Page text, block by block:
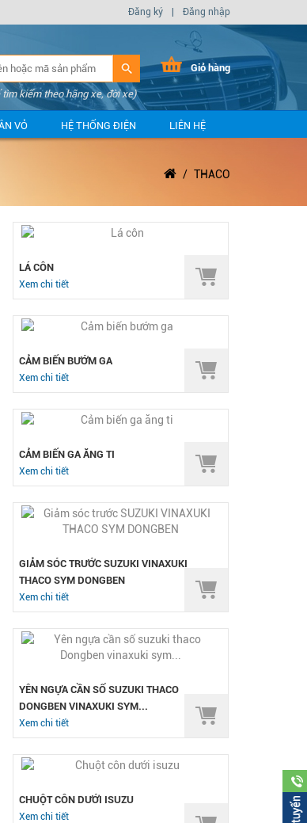
Đăng ký Đăng nhập
Giỏ hàng
kiếm theo hãng xe, đời xe)
VỎ HỆ THỐNG ĐIỆN LIÊN HỆ
THACO
LÁ CÔN
Xem chi tiết
CẢM BIẾN BƯỚM GA
Xem chi tiết
CẢM BIẾN GA ĂNG TI
Xem chi tiết
GIẢM SÓC TRƯỚC SUZUKI VINAXUKI
THACO SYM DONGBEN
Xem chi tiết
YÊN NGỰA CẦN SỐ SUZUKI THACO
DONGBEN VINAXUKI SYM...
Xem chi tiết
CHUỘT CÔN DƯỚI ISUZU
Xem chi tiết